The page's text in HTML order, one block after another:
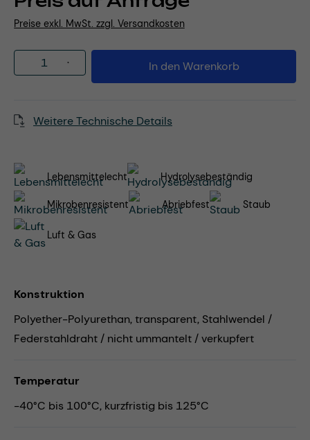
Preise exkl. MwSt. zzgl. Versandkosten
Produkt Anzahl: Gib den gewünschten
In den Warenkorb
Weitere Technische Details
Lebensmittelecht Hydrolysebeständig
Mikrobenresistent Abriebfest Staub
Luft & Gas
Konstruktion
Polyether-Polyurethan, transparent, Stahlwendel /
Federstahldraht / nicht ummantelt / verkupfert
Temperatur
-40°C bis 100°C, kurzfristig bis 125°C